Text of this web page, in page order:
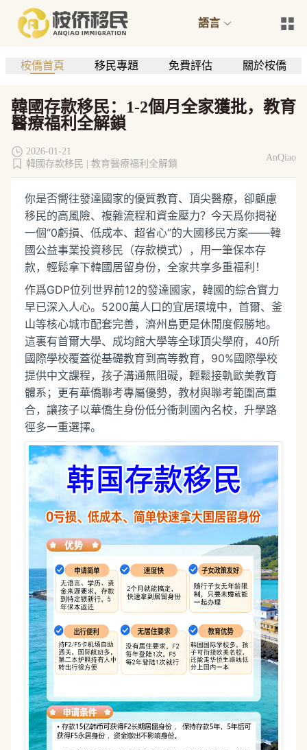
語言
桉僑首頁 移民專題 免費評估 關於桉僑
韓國存款移民：1-2個月全家獲批，教育
醫療福利全解鎖
2026-01-21
韓國存款移民 |
教育醫療福利全解鎖
AnQiao
你是否嚮往發達國家的優質教育、頂尖醫療，卻顧慮
移民的高風險、複雜流程和資金壓力？今天爲你揭祕
一個“0虧損、低成本、超省心”的大國移民方案——韓
國公益事業投資移民（存款模式），用一筆保本存
款，輕鬆拿下韓國居留身份，全家共享多重福利！
作爲GDP位列世界前12的發達國家，韓國的綜合實力
早已深入人心。5200萬人口的宜居環境中，首爾、釜
山等核心城市配套完善，濟州島更是休閒度假勝地。
這裏有首爾大學、成均館大學等全球頂尖學府，40所
國際學校覆蓋從基礎教育到高等教育，90%國際學校
提供中文課程，孩子溝通無阻礙，輕鬆接軌歐美教育
體系；更有華僑聯考專屬優勢，教材與聯考範圍高重
合，讓孩子以華僑生身份低分衝刺國內名校，升學路
徑多一重選擇。